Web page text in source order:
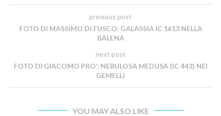
previous post
FOTO DI MASSIMO DI FUSCO: GALASSIA IC 1613 NELLA
BALENA
next post
FOTO DI GIACOMO PRO’: NEBULOSA MEDUSA (IC 443) NEI
GEMELLI
YOU MAY ALSO LIKE